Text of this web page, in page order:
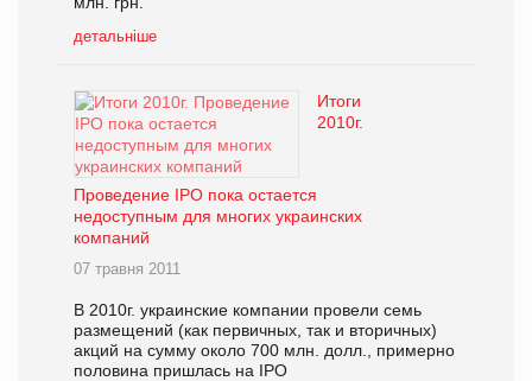
детальніше
Итоги
2010г.
Проведение IPO пока остается
недоступным для многих украинских
компаний
07 травня 2011
В 2010г. украинские компании провели семь
размещений (как первичных, так и вторичных)
акций на сумму около 700 млн. долл., примерно
половина пришлась на IPO